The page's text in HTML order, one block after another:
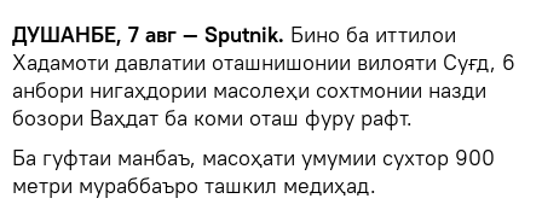
ДУШАНБЕ, 7 авг — Sputnik. Бино ба иттилои
Хадамоти давлатии оташнишонии вилояти Суғд, 6
анбори нигаҳдории масолеҳи сохтмонии назди
бозори Ваҳдат ба коми оташ фуру рафт.
Ба гуфтаи манбаъ, масоҳати умумии сухтор 900
метри мураббаъро ташкил медиҳад.